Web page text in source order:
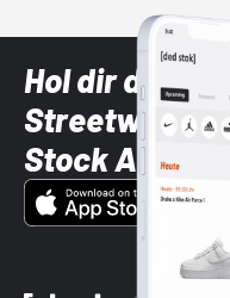
Hol dir die
Streetwear-
Stock App